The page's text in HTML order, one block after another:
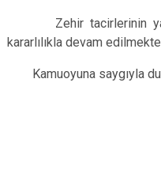
Zehir tacirlerinin
kararlılıkla devam
Kamuoyuna saygıyla